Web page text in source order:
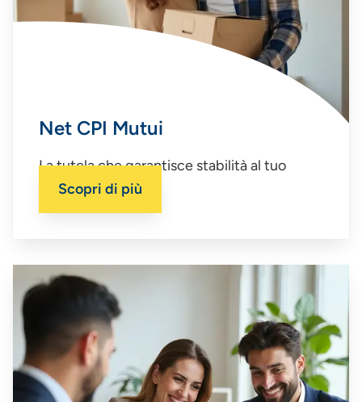
Net CPI Mutui
La tutela che garantisce stabilità al tuo
mutuo.
Scopri di più